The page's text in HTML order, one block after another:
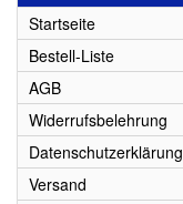
Startseite
Bestell-Liste
AGB
Widerrufsbelehrung
Datenschutzerklärung
Versand